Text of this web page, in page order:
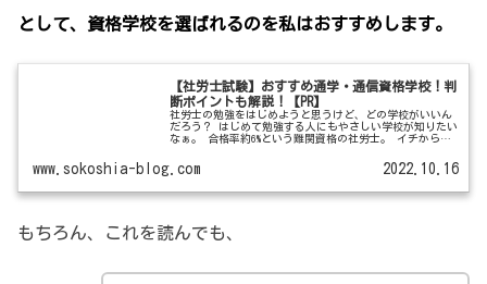
として、資格学校を選ばれるのを私はおすすめします。
【社労士試験】おすすめ通学・通信資格学校！判
断ポイントも解説！【PR】
社労士の勉強をはじめようと思うけど、どの学校がいいん
だろう？ はじめて勉強する人にもやさしい学校が知りたい
なぁ。 合格率約6%という難関資格の社労士。 イチから自
www.sokoshia-blog.com 2022.10.16
もちろん、これを読んでも、